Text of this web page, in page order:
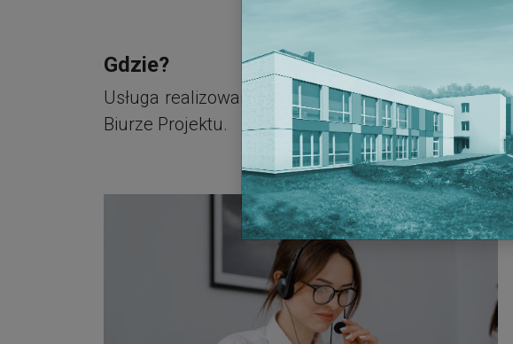
Gdzie?
Usługa realizowana zasadniczow formie zdalnej
Biurze Projektu.